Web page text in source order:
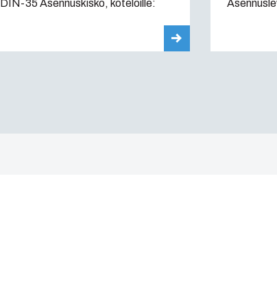
DIN-35 Asennuskisko, koteloille: